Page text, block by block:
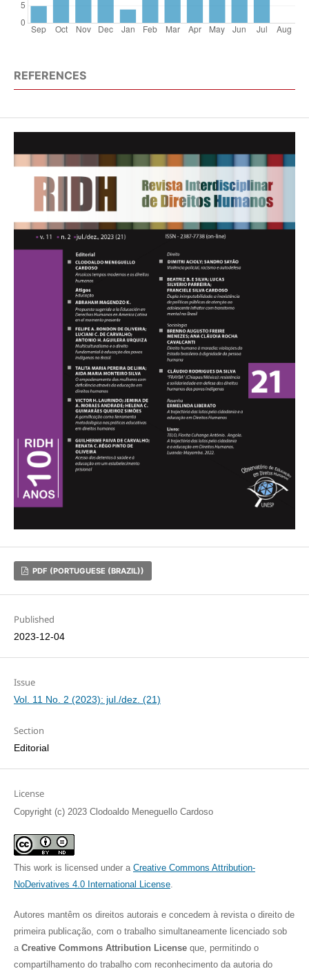
REFERENCES
PDF (PORTUGUESE (BRAZIL))
Published
2023-12-04
Issue
Vol. 11 No. 2 (2023): jul./dez. (21)
Section
Editorial
License
Copyright (c) 2023 Clodoaldo Meneguello Cardoso
This work is licensed under a Creative Commons Attribution-
NoDerivatives 4.0 International License.
Autores mantêm os direitos autorais e concedem à revista o direito de
primeira publicação, com o trabalho simultaneamente licenciado sob
a Creative Commons Attribution Licenseque, permitindo o
compartilhamento do trabalho com reconhecimento da autoria do